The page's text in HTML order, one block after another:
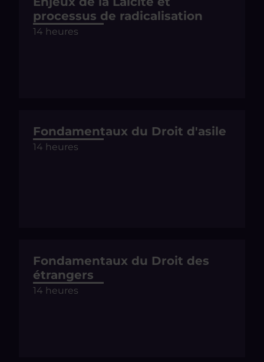
processus de radicalisation
14 heures
Fondamentaux du Droit d'asile
14 heures
Fondamentaux du Droit des
étrangers
14 heures